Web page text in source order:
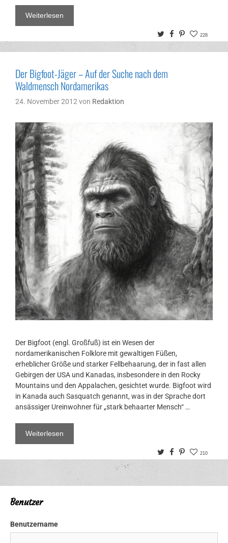
Weiterlesen
TwitterFacebook
Pinterest
228
Der Bigfoot-Jäger – Auf der Suche nach dem
Waldmensch Nordamerikas
24. November 2012von Redaktion
Der Bigfoot (engl. Großfuß) ist ein Wesen der
nordamerikanischen Folklore mit gewaltigen Füßen,
erheblicher Größe und starker Fellbehaarung, der in fast allen
Gebirgen der USA und Kanadas, insbesondere in den Rocky
Mountains und den Appalachen, gesichtet wurde. Bigfoot wird
in Kanada auch Sasquatch genannt, was in der Sprache dort
ansässiger Ureinwohner für „stark behaarter Mensch“ …
Weiterlesen
TwitterFacebook
Pinterest
210
Benutzer
Benutzername